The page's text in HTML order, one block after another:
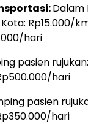
Dalam
Rp15.000/
hari
pasien
hari
pasien
hari